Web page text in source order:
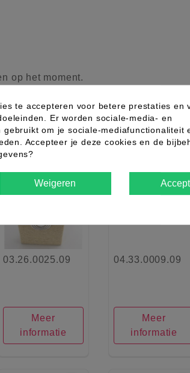
op het moment.
uit dezelfde
favorite_border
03.26.0025.09
Meer
informatie
Nieuw favorite_border
04.33.0009.09
Meer
informatie
te accepteren voor betere prestaties en
Er worden sociale-media- en
om je sociale-mediafunctionaliteit
Accepteer je deze cookies en de
Weigeren